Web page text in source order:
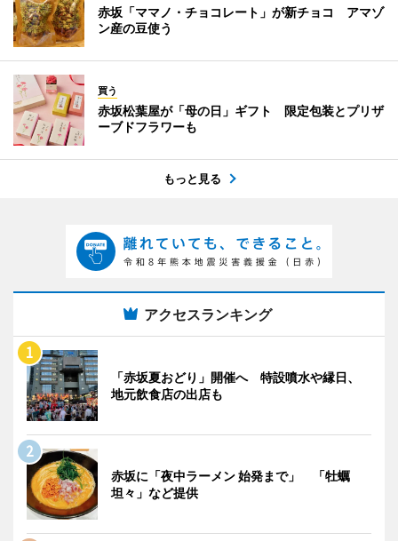
赤坂「ママノ・チョコレート」が新チョコ アマゾ
ン産の豆使う
買う
赤坂松葉屋が「母の日」ギフト 限定包装とプリザ
ーブドフラワーも
もっと見る
アクセスランキング
「赤坂夏おどり」開催へ 特設噴水や縁日、
地元飲食店の出店も
赤坂に「夜中ラーメン 始発まで」 「牡蠣
坦々」など提供